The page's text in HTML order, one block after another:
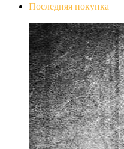
Последняя покупка